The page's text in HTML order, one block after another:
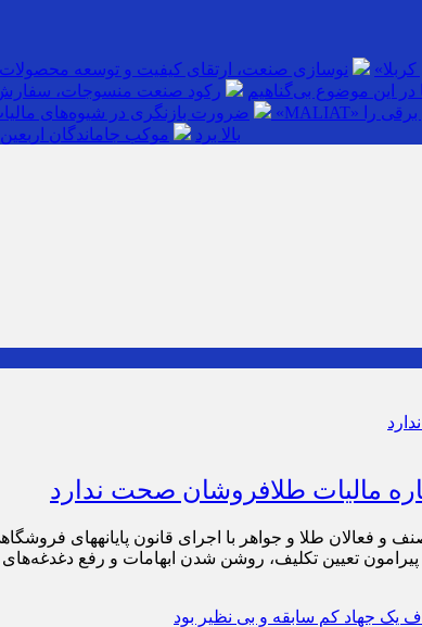
نوسازی صنعت، ارتقای کیفیت و توسعه
این موضوع بی‌گناهیم
رکود صنعت منسوجات،
ضرورت بازنگری در شیوه‌های
را
بالا برد
موکب جاماندگان
طلا و جواهر با اجرای قانون پایانههای
پیرامون تعیین تکلیف، روشن شدن ابهامات و رفع